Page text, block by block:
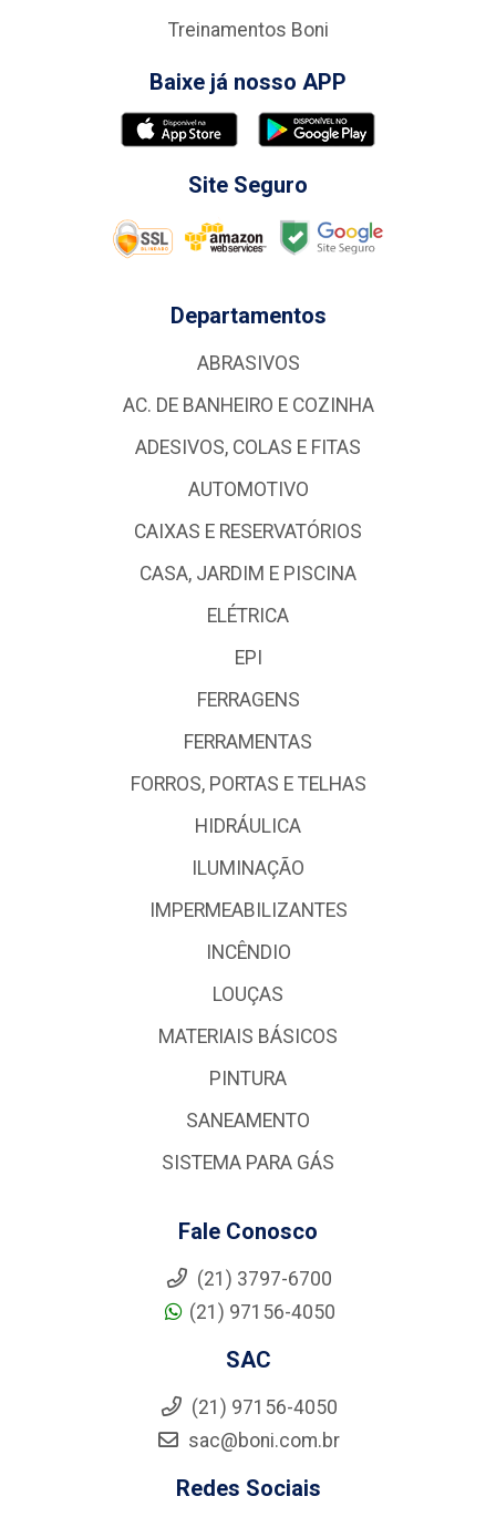
Treinamentos Boni
Baixe já nosso APP
Site Seguro
Departamentos
ABRASIVOS
AC. DE BANHEIRO E COZINHA
ADESIVOS, COLAS E FITAS
AUTOMOTIVO
CAIXAS E RESERVATÓRIOS
CASA, JARDIM E PISCINA
ELÉTRICA
EPI
FERRAGENS
FERRAMENTAS
FORROS, PORTAS E TELHAS
HIDRÁULICA
ILUMINAÇÃO
IMPERMEABILIZANTES
INCÊNDIO
LOUÇAS
MATERIAIS BÁSICOS
PINTURA
SANEAMENTO
SISTEMA PARA GÁS
Fale Conosco
(21) 3797-6700
(21) 97156-4050
SAC
(21) 97156-4050
sac@boni.com.br
Redes Sociais